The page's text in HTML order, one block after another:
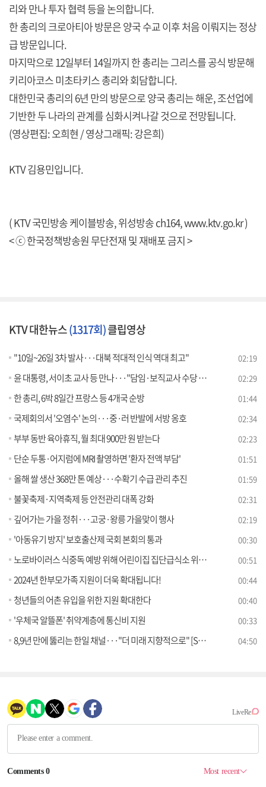
리와 만나 투자 협력 등을 논의합니다.
한 총리의 크로아티아 방문은 양국 수교 이후 처음 이뤄지는 정상
급 방문입니다.
마지막으로 12일부터 14일까지 한 총리는 그리스를 공식 방문해
키리아코스 미초타키스 총리와 회담합니다.
대한민국 총리의 6년 만의 방문으로 양국 총리는 해운, 조선업에
기반한 두 나라의 관계를 심화시켜나갈 것으로 전망됩니다.
(영상편집: 오희현 / 영상그래픽: 강은희)
KTV 김용민입니다.
( KTV 국민방송 케이블방송, 위성방송 ch164,www.ktv.go.kr)
< ⓒ 한국정책방송원 무단전재 및 재배포 금지 >
KTV 대한뉴스(1317회)클립영상
"10일~26일 3차 발사···대북 적대적 인식 역대 최고" 02:19
윤 대통령, 서이초 교사 등 만나···"담임·보직교사 수당 확대" 02:29
한 총리, 6박 8일간 프랑스 등 4개국 순방 01:44
국제회의서 '오염수' 논의···중·러 반발에 서방 옹호 02:34
부부 동반 육아휴직, 월 최대 900만 원 받는다 02:23
단순 두통·어지럼에 MRI 촬영하면 '환자 전액 부담' 01:51
올해 쌀 생산 368만 톤 예상···수확기 수급 관리 추진 01:59
불꽃축제·지역축제 등 안전관리 대폭 강화 02:31
깊어가는 가을 정취···고궁·왕릉 가을맞이 행사 02:19
'아동유기 방지' 보호출산제 국회 본회의 통과 00:30
노로바이러스 식중독 예방 위해 어린이집 집단급식소 위생점검 00:51
2024년 한부모가족 지원이 더욱 확대됩니다! 00:44
청년들의 어촌 유입을 위한 지원 확대한다 00:40
'우체국 알뜰폰' 취약계층에 통신비 지원 00:33
8,9년 만에 뚫리는 한일 채널···"더 미래 지향적으로" [S&News] 04:50